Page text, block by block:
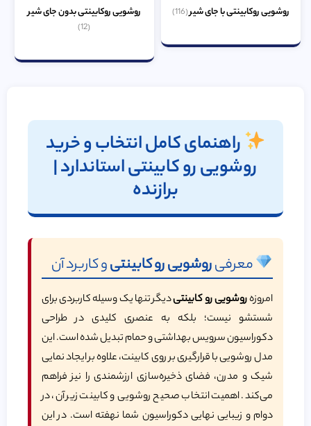
روشویی روکابینتی با جای شیر(116) روشویی روکابینتی بدون جای شیر
(12)
راهنمای کامل انتخاب و خرید
روشویی رو کابینتیاستاندارد |
برازنده
معرفیروشویی رو کابینتیو کاربرد آن
امروزهروشویی رو کابینتیدیگر تنها یک وسیله کاربردی برای
شستشو نیست؛ بلکه به عنصری کلیدی در طراحی
دکوراسیون سرویس بهداشتی و حمام تبدیل شده است. این
مدل روشویی با قرارگیری بر روی کابینت، علاوه بر ایجاد نمایی
شیک و مدرن، فضای ذخیره‌سازی ارزشمندی را نیز فراهم
می‌کند. اهمیت انتخاب صحیح روشویی و کابینت زیر آن، در
دوام و زیبایی نهایی دکوراسیون شما نهفته است. در این